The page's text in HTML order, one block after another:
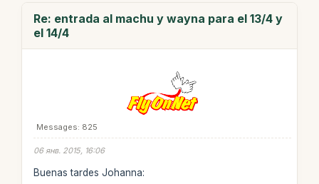
Re: entrada al machu y wayna para el 13/4 y
el 14/4
Messages: 825
06 янв. 2015, 16:06
Buenas tardes Johanna: